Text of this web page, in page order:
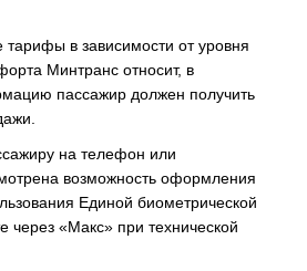
в зависимости от уровня
Минтранс относит, в
пассажир должен получить
на телефон или
возможность оформления
Единой биометрической
через «Макс» при технической